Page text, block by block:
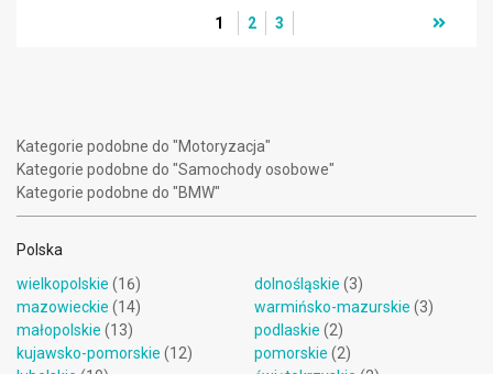
1 2 3
Kategorie podobne do "Motoryzacja"
Kategorie podobne do "Samochody osobowe"
Kategorie podobne do "BMW"
Polska
wielkopolskie (16)
mazowieckie (14)
małopolskie (13)
kujawsko-pomorskie (12)
dolnośląskie (3)
warmińsko-mazurskie (3)
podlaskie (2)
pomorskie (2)